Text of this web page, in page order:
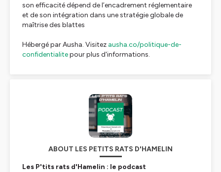
son efficacité dépend de l’encadrement réglementaire
et de son intégration dans une stratégie globale de
maîtrise des blattes
Hébergé par Ausha. Visitez ausha.co/politique-de-
confidentialitepour plus d'informations.
ABOUT LES PETITS RATS D'HAMELIN
Les P'tits rats d'Hamelin : le podcast